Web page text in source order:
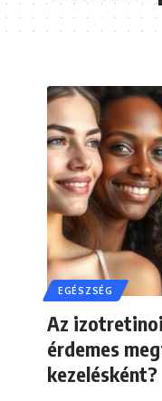
EGÉSZSÉG
Az
érdemes
kezelésként?